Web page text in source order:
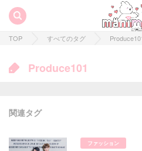
TOP すべてのタグ
Produce101
関連タグ
ファッション